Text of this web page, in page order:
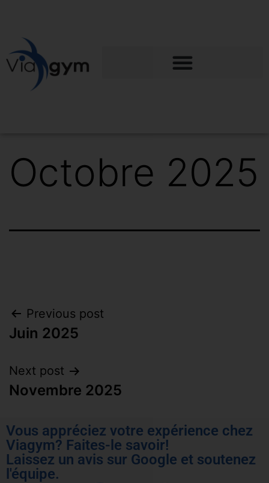
Octobre 2025
Previous post
Juin 2025
Next post
Novembre 2025
Vous appréciez votre expérience chez
Viagym? Faites-le savoir!
Laissez un avis sur Google et soutenez
l'équipe.